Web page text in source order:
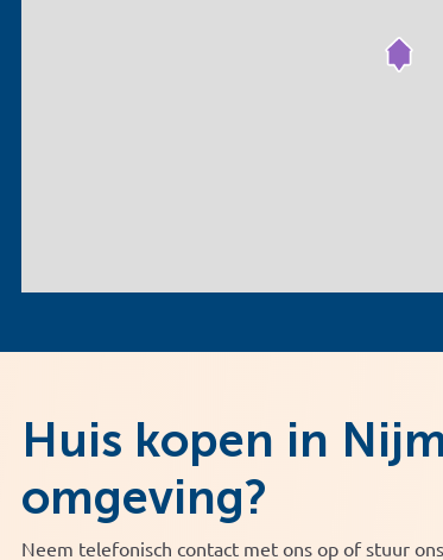
Huis kopen in
omgeving?
Neem telefonisch contact met ons op of stuur